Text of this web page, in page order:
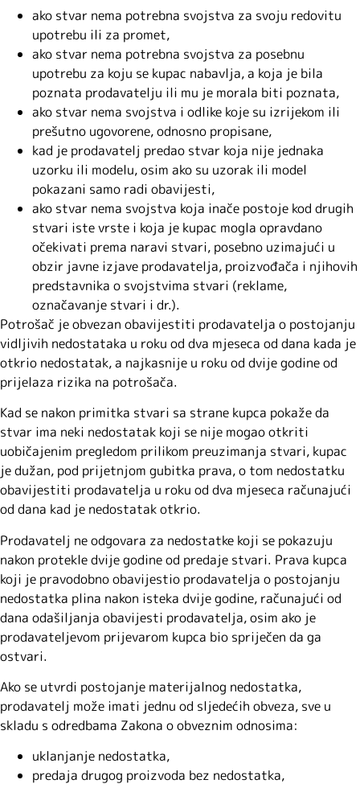
ako stvar nema potrebna svojstva za svoju redovitu
upotrebu ili za promet,
ako stvar nema potrebna svojstva za posebnu
upotrebu za koju se kupac nabavlja, a koja je bila
poznata prodavatelju ili mu je morala biti poznata,
ako stvar nema svojstva i odlike koje su izrijekom ili
prešutno ugovorene, odnosno propisane,
kad je prodavatelj predao stvar koja nije jednaka
uzorku ili modelu, osim ako su uzorak ili model
pokazani samo radi obavijesti,
ako stvar nema svojstva koja inače postoje kod drugih
stvari iste vrste i koja je kupac mogla opravdano
očekivati prema naravi stvari, posebno uzimajući u
obzir javne izjave prodavatelja, proizvođača i njihovih
predstavnika o svojstvima stvari (reklame,
označavanje stvari i dr.).
Potrošač je obvezan obavijestiti prodavatelja o postojanju
vidljivih nedostataka u roku od dva mjeseca od dana kada je
otkrio nedostatak, a najkasnije u roku od dvije godine od
prijelaza rizika na potrošača.
Kad se nakon primitka stvari sa strane kupca pokaže da
stvar ima neki nedostatak koji se nije mogao otkriti
uobičajenim pregledom prilikom preuzimanja stvari, kupac
je dužan, pod prijetnjom gubitka prava, o tom nedostatku
obavijestiti prodavatelja u roku od dva mjeseca računajući
od dana kad je nedostatak otkrio.
Prodavatelj ne odgovara za nedostatke koji se pokazuju
nakon protekle dvije godine od predaje stvari. Prava kupca
koji je pravodobno obavijestio prodavatelja o postojanju
nedostatka plina nakon isteka dvije godine, računajući od
dana odašiljanja obavijesti prodavatelja, osim ako je
prodavateljevom prijevarom kupca bio spriječen da ga
ostvari.
Ako se utvrdi postojanje materijalnog nedostatka,
prodavatelj može imati jednu od sljedećih obveza, sve u
skladu s odredbama Zakona o obveznim odnosima:
uklanjanje nedostatka,
predaja drugog proizvoda bez nedostatka,